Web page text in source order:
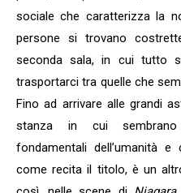
sociale che caratterizza la
persone si trovano
seconda sala, in cui tutto
trasportarci tra quelle che
Fino ad arrivare alle grandi
stanza in cui sembrano
fondamentali dell’umanità
come recita il titolo, è un